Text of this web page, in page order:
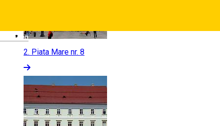
Deutsch
2. Piata Mare nr. 8